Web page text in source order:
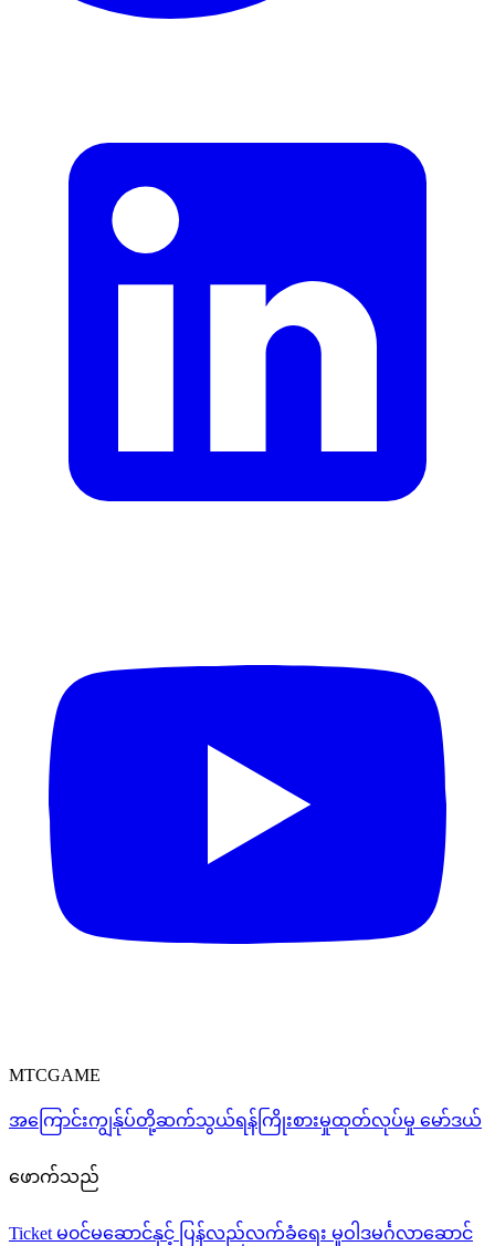
MTCGAME
အကြောင်းကျွန်ုပ်တို့ဆက်သွယ်ရန် ကြိုးစားမှုထုတ်လုပ်မှု မော်ဒယ်
ဖောက်သည်
Ticket မ၀င်မဆောင်နှင့် ပြန်လည်လက်ခံရေး မူဝါဒမင်္ဂလာဆောင်